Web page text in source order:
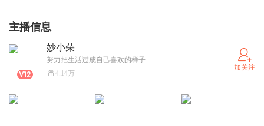
主播信息
妙小朵
努力把生活过成自己喜欢的样子
4.14万
加关注